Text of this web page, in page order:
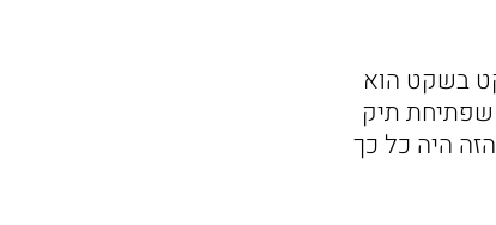
בשקט הוא
שפתיחת תיק
היה כל כך